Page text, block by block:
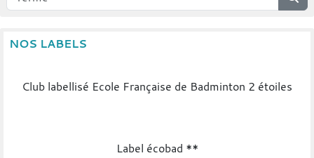
NOS LABELS
Club labellisé Ecole Française de Badminton 2 étoiles
Label écobad **